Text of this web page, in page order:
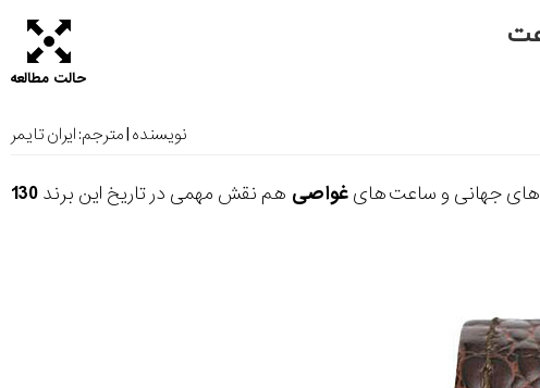
حالت مطالعه
نویسنده | مترجم:ایران تایمر
های جهانی و ساعت هایغواصیهم نقش مهمی در تاریخ این برند130